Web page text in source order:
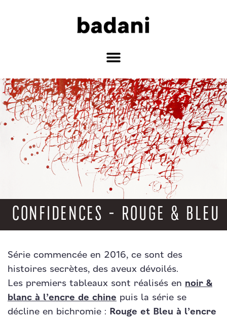
CONFIDENCES - ROUGE & BLEU
Série commencée en 2016, ce sont des
histoires secrètes, des aveux dévoilés.
Les premiers tableaux sont réalisés en noir &
blanc à l’encre de chine puis la série se
décline en bichromie : Rouge et Bleu à l’encre